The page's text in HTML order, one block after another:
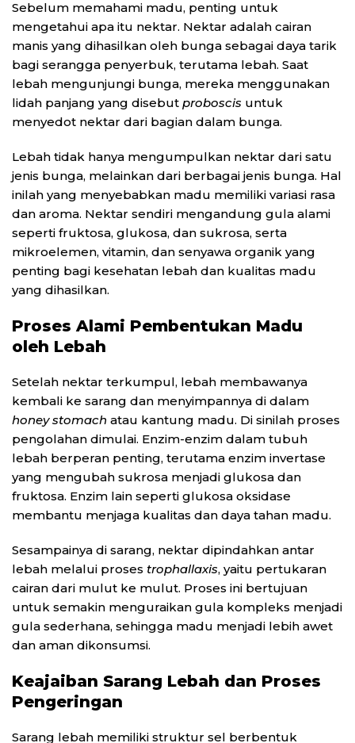
Sebelum memahami madu, penting untuk
mengetahui apa itu nektar. Nektar adalah cairan
manis yang dihasilkan oleh bunga sebagai daya tarik
bagi serangga penyerbuk, terutama lebah. Saat
lebah mengunjungi bunga, mereka menggunakan
lidah panjang yang disebut proboscis untuk
menyedot nektar dari bagian dalam bunga.
Lebah tidak hanya mengumpulkan nektar dari satu
jenis bunga, melainkan dari berbagai jenis bunga. Hal
inilah yang menyebabkan madu memiliki variasi rasa
dan aroma. Nektar sendiri mengandung gula alami
seperti fruktosa, glukosa, dan sukrosa, serta
mikroelemen, vitamin, dan senyawa organik yang
penting bagi kesehatan lebah dan kualitas madu
yang dihasilkan.
Proses Alami Pembentukan Madu
oleh Lebah
Setelah nektar terkumpul, lebah membawanya
kembali ke sarang dan menyimpannya di dalam
honey stomach atau kantung madu. Di sinilah proses
pengolahan dimulai. Enzim-enzim dalam tubuh
lebah berperan penting, terutama enzim invertase
yang mengubah sukrosa menjadi glukosa dan
fruktosa. Enzim lain seperti glukosa oksidase
membantu menjaga kualitas dan daya tahan madu.
Sesampainya di sarang, nektar dipindahkan antar
lebah melalui proses trophallaxis, yaitu pertukaran
cairan dari mulut ke mulut. Proses ini bertujuan
untuk semakin menguraikan gula kompleks menjadi
gula sederhana, sehingga madu menjadi lebih awet
dan aman dikonsumsi.
Keajaiban Sarang Lebah dan Proses
Pengeringan
Sarang lebah memiliki struktur sel berbentuk